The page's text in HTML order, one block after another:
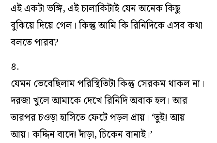
এই একটা ভঙ্গি, এই চালাকিটাই যেন অনেক কিছু
বুঝিয়ে দিয়ে গেল। কিন্তু আমি কি রিনিদিকে এসব কথা
বলতে পারব?
৪.
যেমন ভেবেছিলাম পরিস্থিতিটা কিন্তু সেরকম থাকল না।
দরজা খুলে আমাকে দেখে রিনিদি অবাক হল। আর
তারপর চওড়া হাসিতে ফেটে পড়ল প্রায়। ‘তুই! আয়
আয়। কদ্দিন বাদে! দাঁড়া, চিকেন বানাই।’